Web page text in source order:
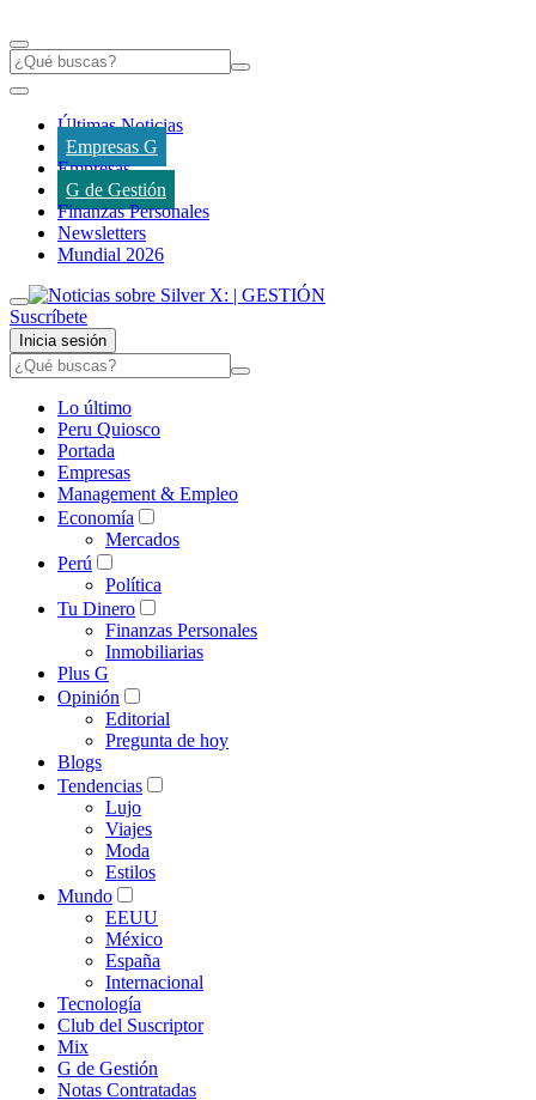
Últimas Noticias
Empresas G
Empresas
G de Gestión
Finanzas Personales
Newsletters
Mundial 2026
Suscríbete
Inicia sesión
Lo último
Peru Quiosco
Portada
Empresas
Management & Empleo
Economía
Mercados
Perú
Política
Tu Dinero
Finanzas Personales
Inmobiliarias
Plus G
Opinión
Editorial
Pregunta de hoy
Blogs
Tendencias
Lujo
Viajes
Moda
Estilos
Mundo
EEUU
México
España
Internacional
Tecnología
Club del Suscriptor
Mix
G de Gestión
Notas Contratadas